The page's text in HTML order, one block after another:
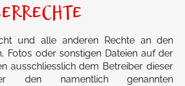
und alle anderen Rechte an den
Fotos oder sonstigen Dateien auf der
ausschliesslich dem Betreiber dieser
den namentlich genannten